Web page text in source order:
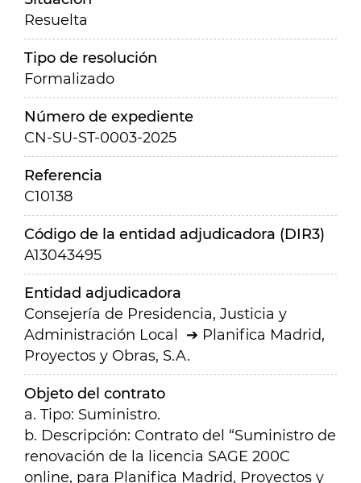
Resuelta
Tipo de resolución
Formalizado
Número de expediente
CN-SU-ST-0003-2025
Referencia
C10138
Código de la entidad adjudicadora (DIR3)
A13043495
Entidad adjudicadora
Consejería de Presidencia, Justicia y
Administración Local
Planifica Madrid,
Proyectos y Obras, S.A.
Objeto del contrato
a. Tipo: Suministro.
b. Descripción: Contrato del “Suministro de
renovación de la licencia SAGE 200C
online, para Planifica Madrid, Proyectos y